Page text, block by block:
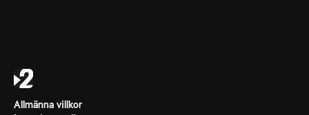
Allmänna villkor